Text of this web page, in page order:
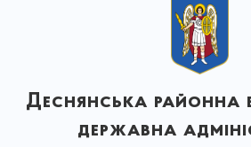
Деснянська районна
державна